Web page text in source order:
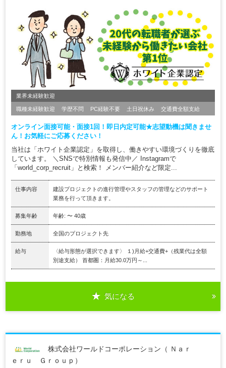
業界未経験歓迎
職種未経験歓迎 学歴不問 PC経験不要 土日祝休み 交通費全額支給
オンライン面接可能・面接1回！即日内定可能★志望動機は聞きませ
ん！お気軽にご応募ください！
当社は「ホワイト企業認定」を取得し、働きやすい環境づくりを徹底
しています。 ＼SNSで特別情報も発信中／ Instagramで
「world_corp_recruit」と検索！ メンバー紹介など限定...
仕事内容
建設プロジェクトの進行管理やスタッフの管理などのサポート
業務を行って頂きます。
募集年齢 年齢: 〜 40歳
勤務地 全国のプロジェクト先
給与
〈給与形態が選択できます〉 １)月給+交通費+（残業代は全額
別途支給） 首都圏：月給30.0万円～...
気になる
株式会社ワールドコーポレーション（ Ｎａｒ
ｅｒｕ Ｇｒｏｕｐ）